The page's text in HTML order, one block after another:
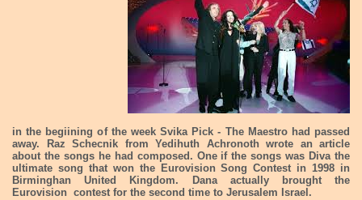
in the begiining of the week Svika Pick - The Maestro had passed
away. Raz Schecnik from Yedihuth Achronoth wrote an article
about the songs he had composed. One if the songs was Divathe
ultimate song that won the Eurovision Song Contest in 1998 in
Birminghan United Kingdom. Dana actually brought the
Eurovision contest for the second time to Jerusalem Israel.